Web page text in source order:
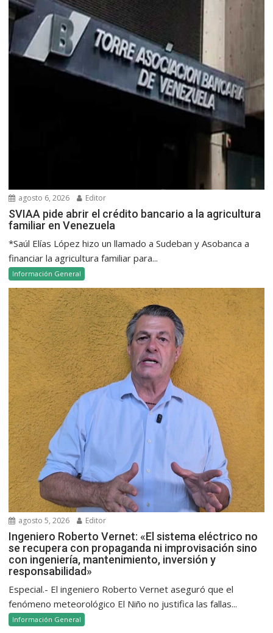
agosto 6, 2026 Editor
SVIAA pide abrir el crédito bancario a la agricultura
familiar en Venezuela
*Saúl Elías López hizo un llamado a Sudeban y Asobanca a
financiar la agricultura familiar para...
Información General
agosto 5, 2026 Editor
Ingeniero Roberto Vernet: «El sistema eléctrico no
se recupera con propaganda ni improvisación sino
con ingeniería, mantenimiento, inversión y
responsabilidad»
Especial.- El ingeniero Roberto Vernet aseguró que el
fenómeno meteorológico El Niño no justifica las fallas...
Información General